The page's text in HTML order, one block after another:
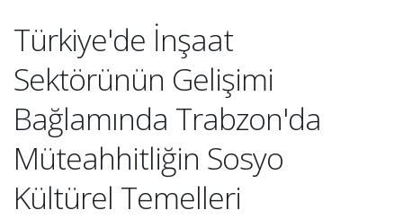
Türkiye'de İnşaat
Sektörünün Gelişimi
Bağlamında Trabzon'da
Müteahhitliğin Sosyo
Kültürel Temelleri